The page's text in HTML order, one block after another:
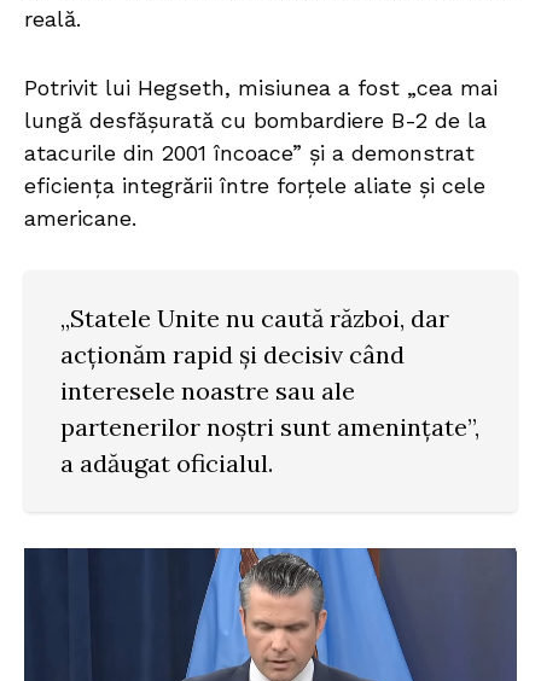
reală.
Potrivit lui Hegseth, misiunea a fost „cea mai
lungă desfășurată cu bombardiere B-2 de la
atacurile din 2001 încoace” și a demonstrat
eficiența integrării între forțele aliate și cele
americane.
„Statele Unite nu caută război, dar
acționăm rapid și decisiv când
interesele noastre sau ale
partenerilor noștri sunt amenințate”,
a adăugat oficialul.